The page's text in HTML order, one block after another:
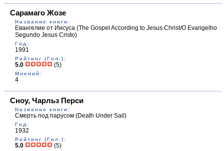
Сарамаго Жозе
Название книги:
Евангелие от Иисуса (The Gospel According to Jesus Christ/O Evangelho
Segundo Jesus Cristo)
Год:
1991
Рейтинг (Гол.):
5.0 (5)
Мнений:
4
Сноу, Чарльз Перси
Название книги:
Смерть под парусом (Death Under Sail)
Год:
1932
Рейтинг (Гол.):
5.0 (5)